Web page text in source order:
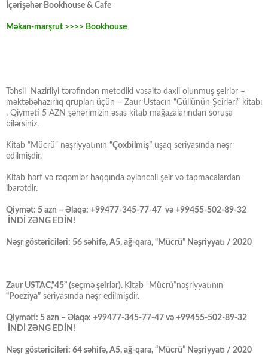
İçərişəhər Bookhouse & Cafe
Məkan-marşrut >>>> Bookhouse
Təhsil Nazirliyi tərəfindən metodiki vəsaitə daxil olunmuş şeirlər –
məktəbəhazırlıq qrupları üçün – Zaur Ustacın “Güllünün Şeirləri” kitabı
. Qiyməti 5 AZN şəhərimizin əsas kitab mağazalarından soruşa
bilərsiniz.
Kitab “Mücrü” nəşriyyatının “Çoxbilmiş” uşaq seriyasında nəşr
edilmişdir.
Kitab hərf və rəqəmlər haqqında əyləncəli şeir və tapmacalardan
ibarətdir.
Qiymət: 5 azn – Əlaqə: +99477-345-77-47 və +99455-502-89-32
İNDİ ZƏNG EDİN!
Nəşr göstəriciləri: 56 səhifə, A5, ağ-qara, “Mücrü” Nəşriyyatı / 2020
Zaur USTAC,“45” (seçmə şeirlər). Kitab “Mücrü”nəşriyyatının
“Poeziya” seriyasında nəşr edilmişdir.
Qiyməti: 5 azn – Əlaqə: +99477-345-77-47 və +99455-502-89-32
İNDİ ZƏNG EDİN!
Nəşr göstəriciləri: 64 səhifə, A5, ağ-qara, “Mücrü” Nəşriyyatı / 2020